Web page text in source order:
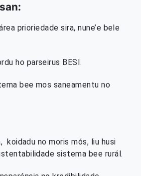
prioriedade sira, nune’e bele
ho parseirus BESI.
bee mos saneamentu no
koidadu no moris mós, liu husi
sistema bee rurál.